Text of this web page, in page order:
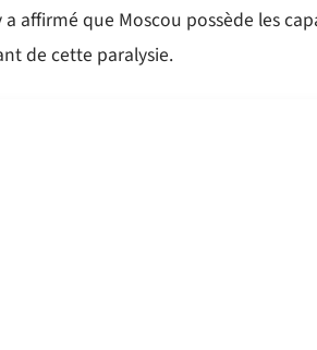
affirmé que Moscou possède les
de cette paralysie.